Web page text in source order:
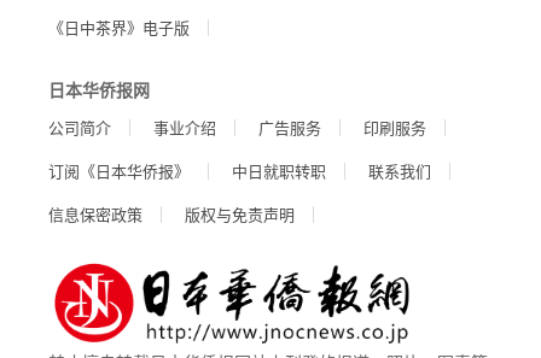
《日中茶界》电子版
日本华侨报网
公司简介 事业介绍 广告服务
印刷服务
订阅《日本华侨报》
中日就职转职
联系我们
信息保密政策
版权与免责声明